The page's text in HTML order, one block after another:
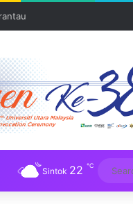
Sintok 22 ℃